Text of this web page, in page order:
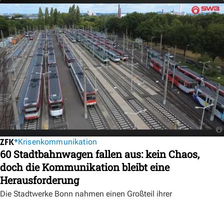
Krisenkommunikation
60 Stadtbahnwagen fallen aus: kein Chaos,
doch die Kommunikation bleibt eine
Herausforderung
Die Stadtwerke Bonn nahmen einen Großteil ihrer